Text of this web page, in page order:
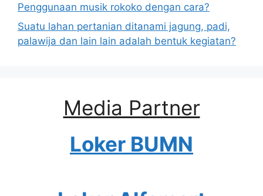
Penggunaan musik rokoko dengan cara?
Suatu lahan pertanian ditanami jagung, padi,
palawija dan lain lain adalah bentuk kegiatan?
Media Partner
Loker BUMN